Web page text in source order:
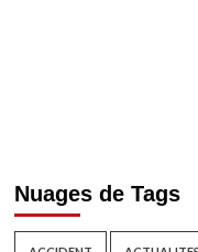
Nuages de Tags